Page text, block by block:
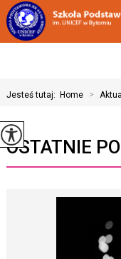
Jesteś tutaj: Home >
OSTATNIE